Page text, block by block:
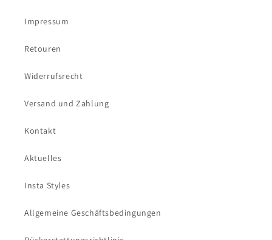
Impressum
Retouren
Widerrufsrecht
Versand und Zahlung
Kontakt
Aktuelles
Insta Styles
Allgemeine Geschäftsbedingungen